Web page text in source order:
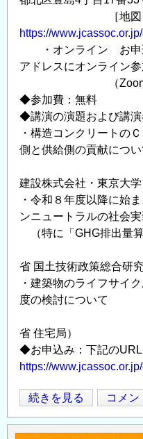
［地図
https://
・オンライン お申
アドレスにオンライン
（Zoom）を送
◆参加費：無料
◆講演の演題および講演
・構造コンクリートの
側と供給側の貢献につい
春日 昭
建設株式会社・東京大学
・令和８年度以降に始
ンニュートラルの社会
（特に「GHG排出量算
富田 興
省 国土技術政策総合研究
・建築物のライフサイ
度の検討について
平山 鉄
省 住宅局）
◆お申込み：下記のURL
https://
第
58
回
続きを見る コメン